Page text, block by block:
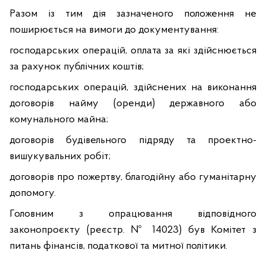
Разом із тим дія зазначеного положення не
поширюється на вимоги до документування:
господарських операцій, оплата за які здійснюється
за рахунок публічних коштів;
господарських операцій, здійснених на виконання
договорів найму (оренди) державного або
комунального майна;
договорів будівельного підряду та проектно-
вишукувальних робіт;
договорів про пожертву, благодійну або гуманітарну
допомогу.
Головним з опрацювання відповідного
законопроєкту (реєстр. № 14023) був Комітет з
питань фінансів, податкової та митної політики.